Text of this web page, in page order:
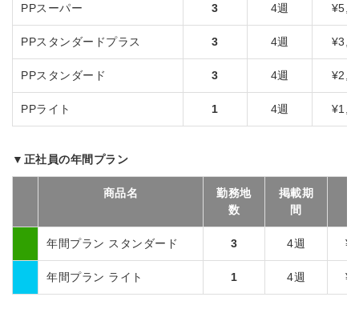
PPスーパー 3 4週
PPスタンダードプラス 3 4週
PPスタンダード 3 4週
PPライト 1 4週
▼正社員の年間プラン
商品名
勤務地
数
掲載期
間
年間プラン スタンダード 3 4週
年間プラン ライト 1 4週